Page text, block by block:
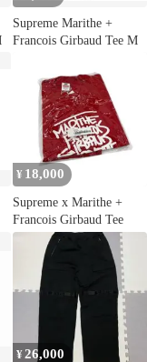
Supreme Marithe +
Francois Girbaud Tee M
¥ 18,000
Supreme x Marithe +
Francois Girbaud Tee
¥26,000